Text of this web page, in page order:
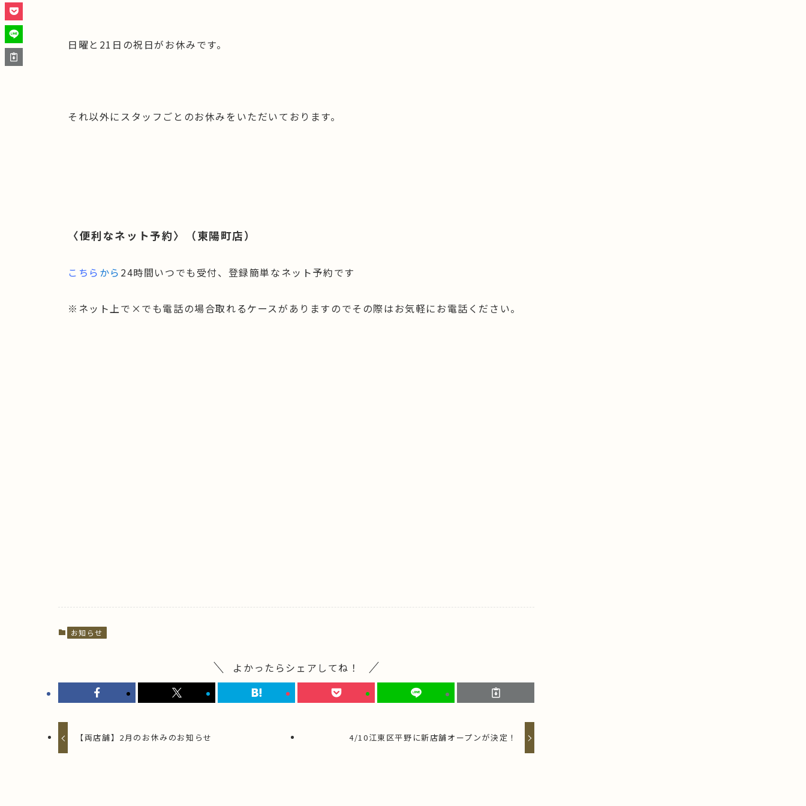
日曜と21日の祝日がお休みです。
それ以外にスタッフごとのお休みをいただいております。
〈便利なネット予約〉（東陽町店）
こちら から 24時間いつでも受付、登録簡単なネット予約です
※ネット上で×でも電話の場合取れるケースがありますのでその際はお気軽にお電話ください。
お知らせ
よかったらシェアしてね！
【両店舗】2月のお休みのお知らせ 4/10江東区平野に新店舗オープンが決定！